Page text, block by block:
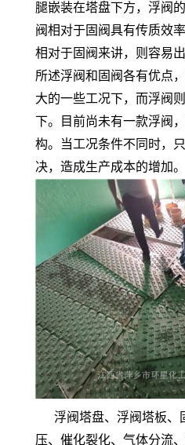
腿嵌装在塔盘下方，浮阀
阀相对于固阀具有传质效
相对于固阀来讲，则容易
所述浮阀和固阀各有优点
大的一些工况下，而浮阀
下。目前尚未有一款浮阀
构。当工况条件不同时，
决，造成生产成本的增加。
浮阀塔盘、浮阀塔板、
压、催化裂化、气体分流